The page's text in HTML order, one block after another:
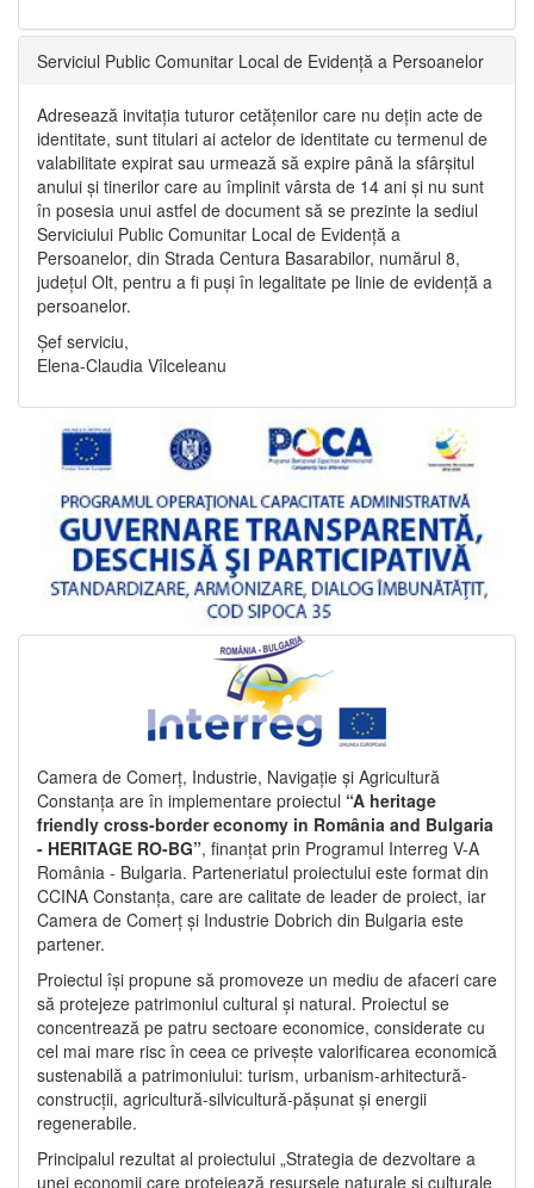
Serviciul Public Comunitar Local de Evidență a Persoanelor
Adresează invitația tuturor cetățenilor care nu dețin acte de
identitate, sunt titulari ai actelor de identitate cu termenul de
valabilitate expirat sau urmează să expire până la sfârșitul
anului și tinerilor care au împlinit vârsta de 14 ani și nu sunt
în posesia unui astfel de document să se prezinte la sediul
Serviciului Public Comunitar Local de Evidență a
Persoanelor, din Strada Centura Basarabilor, numărul 8,
județul Olt, pentru a fi puși în legalitate pe linie de evidență a
persoanelor.
Șef serviciu,
Elena-Claudia Vîlceleanu
Camera de Comerț, Industrie, Navigație și Agricultură
Constanța are în implementare proiectul “A heritage
friendly cross-border economy in România and Bulgaria
- HERITAGE RO-BG”, finanțat prin Programul Interreg V-A
România - Bulgaria. Parteneriatul proiectului este format din
CCINA Constanța, care are calitate de leader de proiect, iar
Camera de Comerț și Industrie Dobrich din Bulgaria este
partener.
Proiectul își propune să promoveze un mediu de afaceri care
să protejeze patrimoniul cultural și natural. Proiectul se
concentrează pe patru sectoare economice, considerate cu
cel mai mare risc în ceea ce privește valorificarea economică
sustenabilă a patrimoniului: turism, urbanism-arhitectură-
construcții, agricultură-silvicultură-pășunat și energii
regenerabile.
Principalul rezultat al proiectului „Strategia de dezvoltare a
unei economii care protejează resursele naturale și culturale